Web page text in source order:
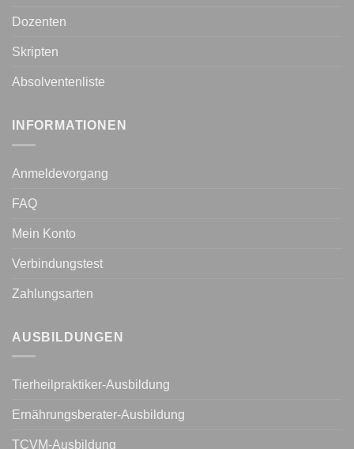
Dozenten
Skripten
Absolventenliste
INFORMATIONEN
Anmeldevorgang
FAQ
Mein Konto
Verbindungstest
Zahlungsarten
AUSBILDUNGEN
Tierheilpraktiker-Ausbildung
Ernährungsberater-Ausbildung
TCVM-Ausbildung